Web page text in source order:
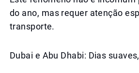
do ano, mas requer atenção
transporte.
Dubai e Abu Dhabi: Dias